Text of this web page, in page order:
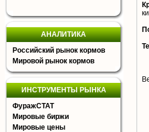
АНАЛИТИКА
Российский рынок кормов
Мировой рынок кормов
ИНСТРУМЕНТЫ РЫНКА
ФуражСТАТ
Мировые биржи
Мировые цены